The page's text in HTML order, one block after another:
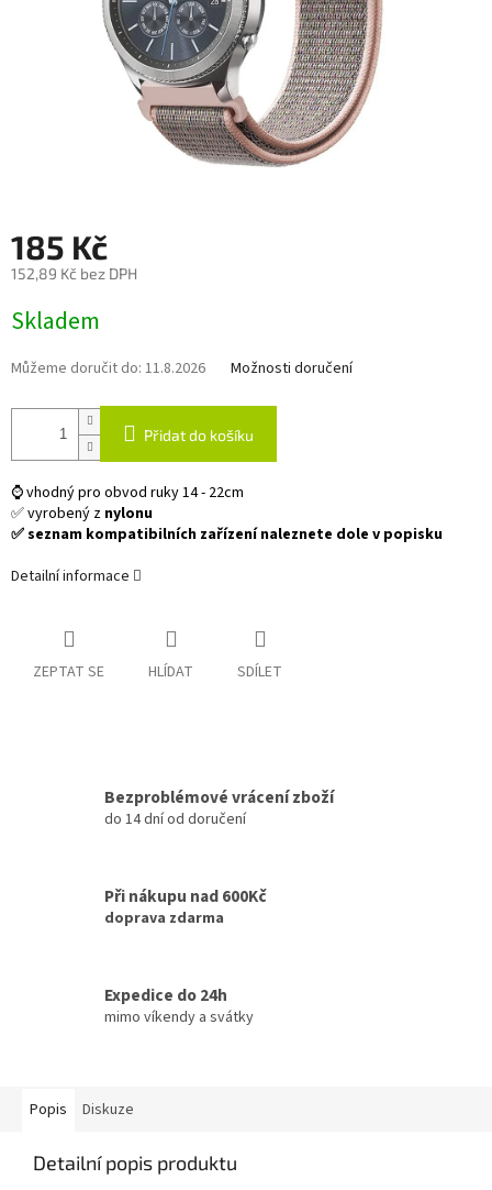
185 Kč
152,89 Kč bez DPH
cena:
Skladem
Můžeme doručit do: 11.8.2026 Možnosti doručení
Přidat do košíku
⌚ vhodný pro obvod ruky 14 - 22cm
✅ vyrobený z nylonu
✅ seznam kompatibilních zařízení naleznete dole v popisku
Detailní informace
ZEPTAT SE HLÍDAT SDÍLET
Bezproblémové vrácení zboží
do 14 dní od doručení
Při nákupu nad 600Kč
doprava zdarma
Expedice do 24h
mimo víkendy a svátky
Popis Diskuze
Detailní popis produktu